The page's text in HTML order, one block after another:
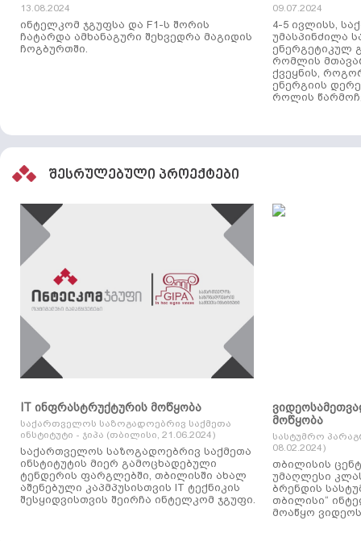
13.08.2024
ინტელკომ ჯგუფსა და F1-ს შორის
ჩატარდა ამხანაგური შეხვედრა მაგიდის
ჩოგბურთში.
09.07.2024
4-5 ივლისს,
უმასპინძილა
ენერგეტიკულ
რომლის
ქვეყნის,
ენერგიის
როლის
შესრულებული პროექტები
IT ინფრასტრუქტურის მოწყობა
საქართველოს საზოგადოებრივ საქმეთა
ინსტიტუტი - ჯიპა (თბილისი, 21.06.2024)
საქართველოს საზოგადოებრივ საქმეთა
ინსტიტუტის მიერ გამოცხადებული
ტენდერის ფარგლებში, თბილისში ახალ
აშენებული კაპმპუსისთვის IT ტექნიკის
შესყიდვისთვის შეირჩა ინტელკომ ჯგუფი.
მოწყობა
სასტუმრო
08.02.2024)
თბილისის
უმაღლესი
ბრენდის
თბილისი“
მოაწყო